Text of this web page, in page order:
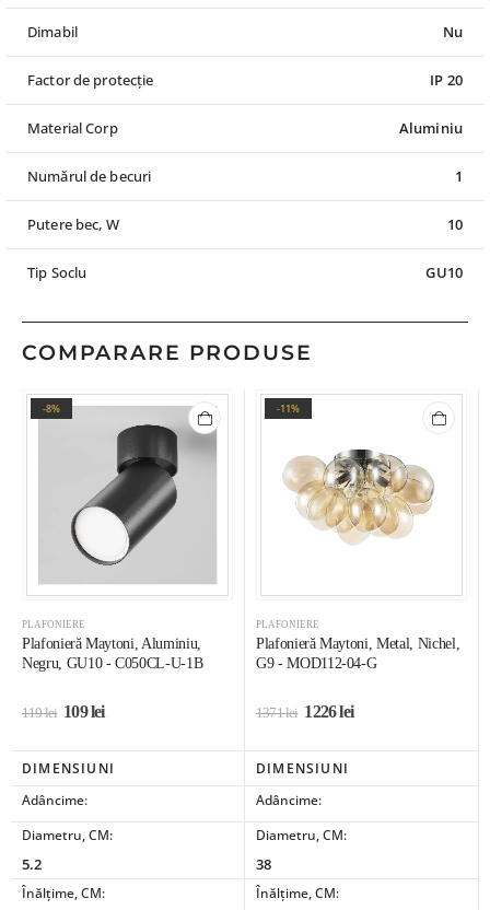
Dimabil Nu
Factor de protecție IP 20
Material Corp Aluminiu
Numărul de becuri 1
Putere bec, W 10
Tip Soclu GU10
COMPARARE PRODUSE
-8%
PLAFONIERE
Plafonieră Maytoni, Aluminiu,
Negru, GU10 - C050CL-U-1B
119lei 109lei
-11%
PLAFONIERE
Plafonieră Maytoni, Metal, Nichel,
G9 - MOD112-04-G
1371lei 1226lei
DIMENSIUNI
DIMENSIUNI
Adâncime:
Adâncime:
Diametru, CM:
5.2
Diametru, CM:
38
Înălțime, CM: Înălțime, CM: